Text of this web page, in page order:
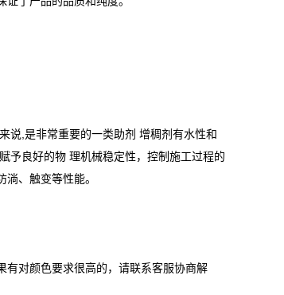
说,是非常重要的一类助剂 增稠剂有水性和
予良好的物 理机械稳定性，控制施工过程的
、触变等性能。
有对颜色要求很高的，请联系客服协商解